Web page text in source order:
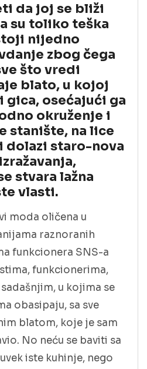
da joj se bliži
su toliko teška
nijedno
zbog čega
što vredi
blato, u kojoj
gica, osećajući ga
okruženje i
stanište, na lice
dolazi staro-nova
stvara lažna
vlasti.
moda oličena u
raznoranih
funkcionera SNS-a
funkcionerima,
u kojima se
obasipaju, sa sve
blatom, koje je sam
No neću se baviti sa
iste kuhinje, nego